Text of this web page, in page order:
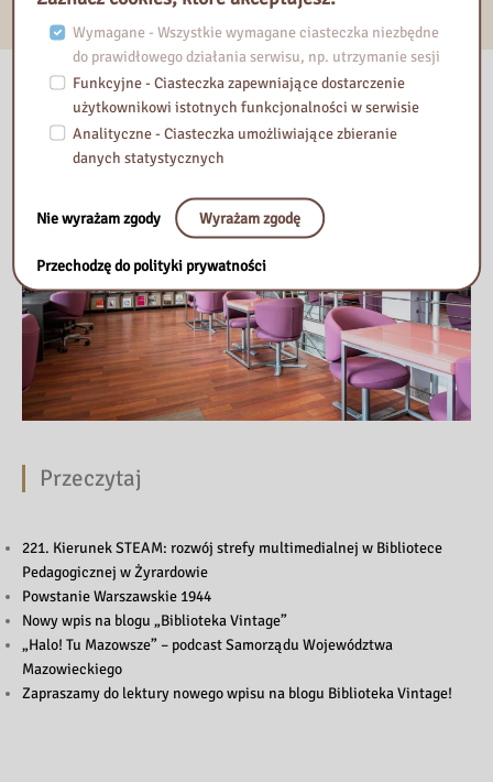
E-usługi
Nasza biblioteka
Przeczytaj
221. Kierunek STEAM: rozwój strefy multimedialnej w Bibliotece
Pedagogicznej w Żyrardowie
Powstanie Warszawskie 1944
Nowy wpis na blogu „Biblioteka Vintage”
„Halo! Tu Mazowsze” – podcast Samorządu Województwa
Mazowieckiego
Zapraszamy do lektury nowego wpisu na blogu Biblioteka Vintage!
Wymagane - Wszystkie wymagane ciasteczka niezbędne
do prawidłowego działania serwisu, np. utrzymanie sesji
Funkcyjne - Ciasteczka zapewniające dostarczenie
użytkownikowi istotnych funkcjonalności w serwisie
Analityczne - Ciasteczka umożliwiające zbieranie
danych statystycznych
Nie wyrażam zgody Wyrażam zgodę
Przechodzę do polityki prywatności